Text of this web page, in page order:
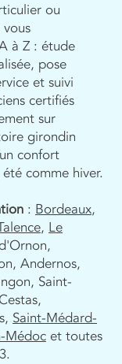
ou
à Z : étude
pose
et suivi
certifiés
sur
girondin
confort
comme hiver.
: Bordeaux,
, Le
Andernos,
Saint-
Saint-Médard-
Médoc et toutes